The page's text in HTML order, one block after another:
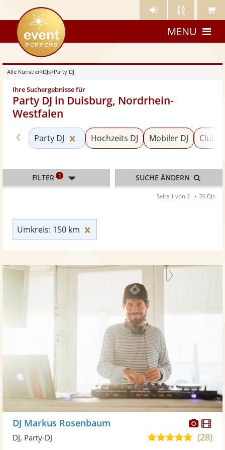
Künstler- Künstler Meine
eventpeppers
MENU
Alle Künstler>DJs>Party DJ
Ihre Suchergebnisse für
Party DJ in Duisburg, Nordrhein-
Westfalen
Zurück zu «DJs»
Party DJ Kategorie «Party DJ» zurücksetzen
Hochzeits DJ Mobiler DJ Club
Umkreis: 150 km
FILTER 1 SUCHE ÄNDERN
Seite 1 von 2 26 DJs
DJ Markus Rosenbaum
5,0(28)
DJ, Party-DJ